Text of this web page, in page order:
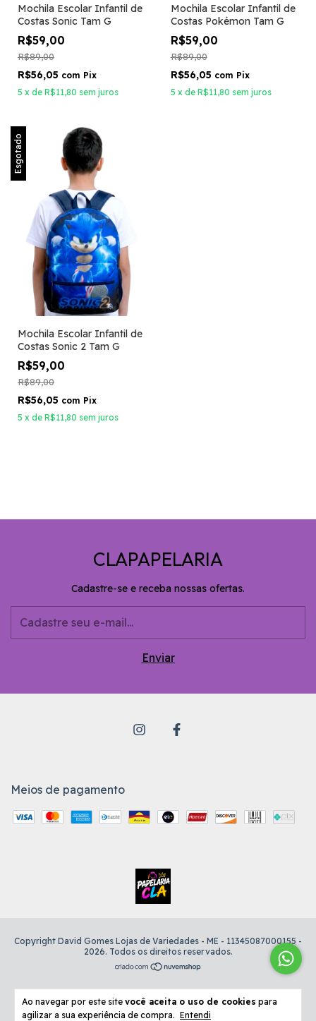
Ao navegar por este site você aceita o uso de cookies para
agilizar a sua experiência de compra. Entendi
Mochila Escolar Infantil de
Costas Sonic Tam G
R$59,00
R$89,00
R$56,05 com Pix
5 x de R$11,80 sem juros
Mochila Escolar Infantil de
Costas Pokémon Tam G
R$59,00
R$89,00
R$56,05 com Pix
5 x de R$11,80 sem juros
Esgotado
Mochila Escolar Infantil de
Costas Sonic 2 Tam G
R$59,00
R$89,00
R$56,05 com Pix
5 x de R$11,80 sem juros
CLAPAPELARIA
Cadastre-se e receba nossas ofertas.
Meios de pagamento
Copyright David Gomes Lojas de Variedades - ME - 11345087000155 -
2026. Todos os direitos reservados.